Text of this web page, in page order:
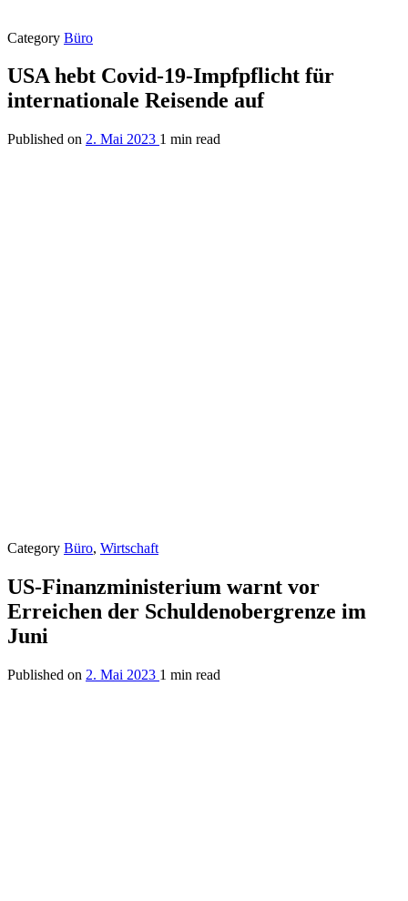
Category Büro
USA hebt Covid-19-Impfpflicht für
internationale Reisende auf
Published on 2. Mai 2023 1 min read
Category Büro, Wirtschaft
US-Finanzministerium warnt vor
Erreichen der Schuldenobergrenze im
Juni
Published on 2. Mai 2023 1 min read